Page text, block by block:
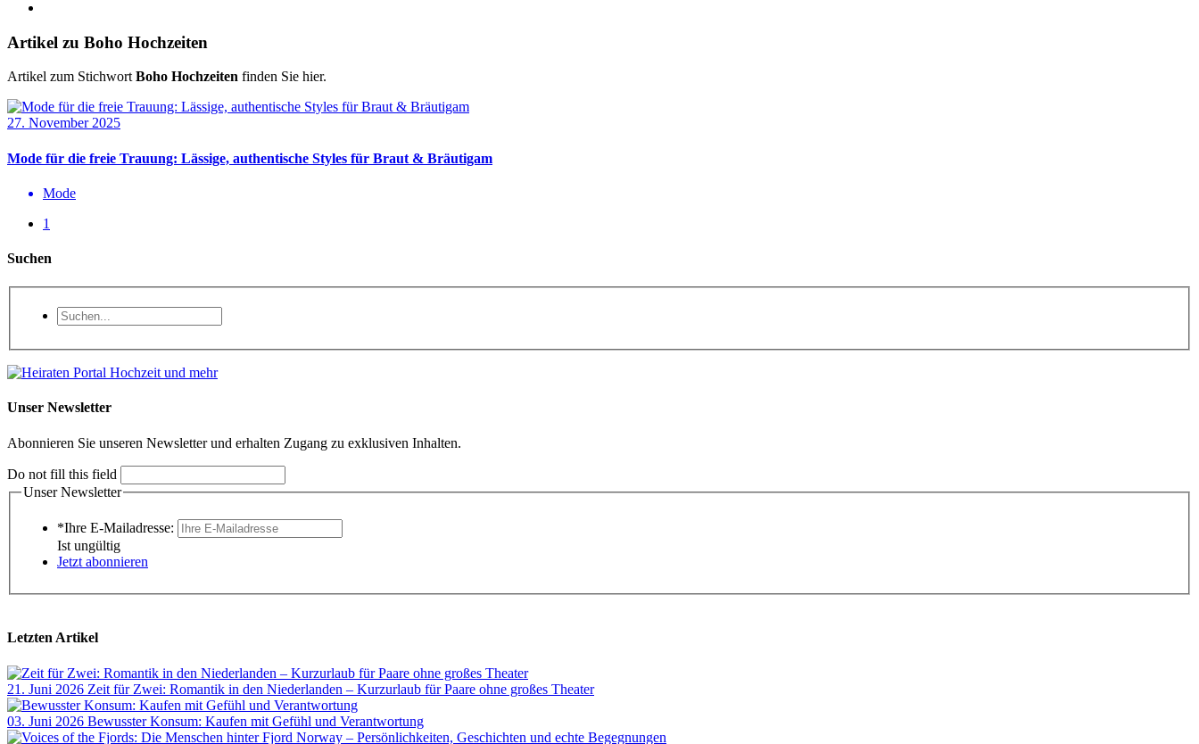
Artikel zu Boho Hochzeiten
Artikel zum StichwortBoho Hochzeiten finden Sie hier.
27. November 2025
Mode für die freie Trauung: Lässige, authentische Styles für Braut & Bräutigam
Mode
1
Suchen
Unser Newsletter
Abonnieren Sie unseren Newsletter und erhalten Zugang zu exklusiven Inhalten.
Do not fill this field
Unser Newsletter
*Ihre E-Mailadresse:
Ist ungültig
Jetzt abonnieren
Letzten Artikel
21. Juni 2026 Zeit für Zwei: Romantik in den Niederlanden – Kurzurlaub für Paare ohne großes Theater
03. Juni 2026 Bewusster Konsum: Kaufen mit Gefühl und Verantwortung